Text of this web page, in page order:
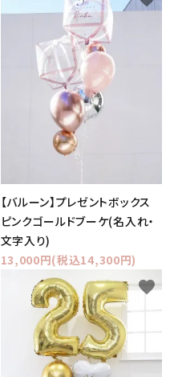
【バルーン】プレゼントボックス
ピンクゴールドブーケ(名入れ・
文字入り)
13,000円(税込14,300円)
favorite